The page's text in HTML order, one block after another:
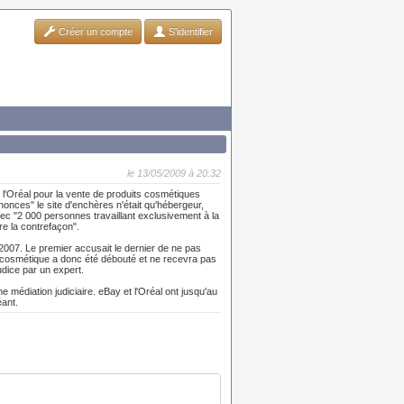
Créer un compte S'identifier
le 13/05/2009 à 20:32
pour la vente de produits cosmétiques
le site d'enchères n'était qu'hébergeur,
"2 000 personnes travaillant exclusivement à la
la contrefaçon".
Le premier accusait le dernier de ne pas
a donc été débouté et ne recevra pas
par un expert.
médiation judiciaire. eBay et l'Oréal ont jusqu'au